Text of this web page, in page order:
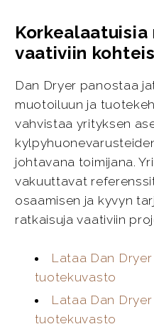
vaativiin
Dan Dryer panostaa
muotoiluun ja
vahvistaa yrityksen
johtavana toimijana.
vakuuttavat
osaamisen ja kyvyn
ratkaisuja vaativiin
Lataa Dan
tuotekuvasto
Lataa Dan
tuotekuvasto